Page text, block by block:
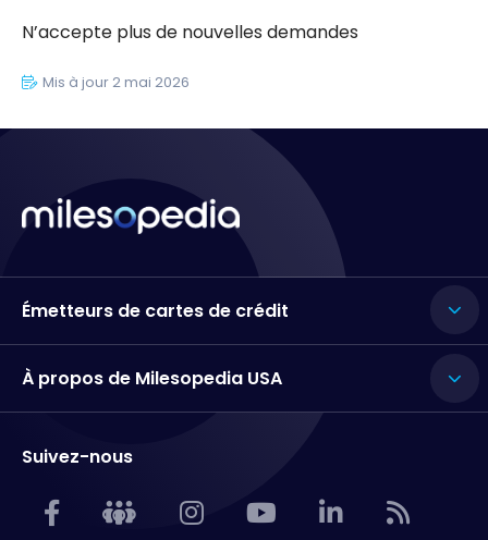
N’accepte plus de nouvelles demandes
Mis à jour 2 mai 2026
Émetteurs de cartes de crédit
À propos de Milesopedia USA
Suivez-nous